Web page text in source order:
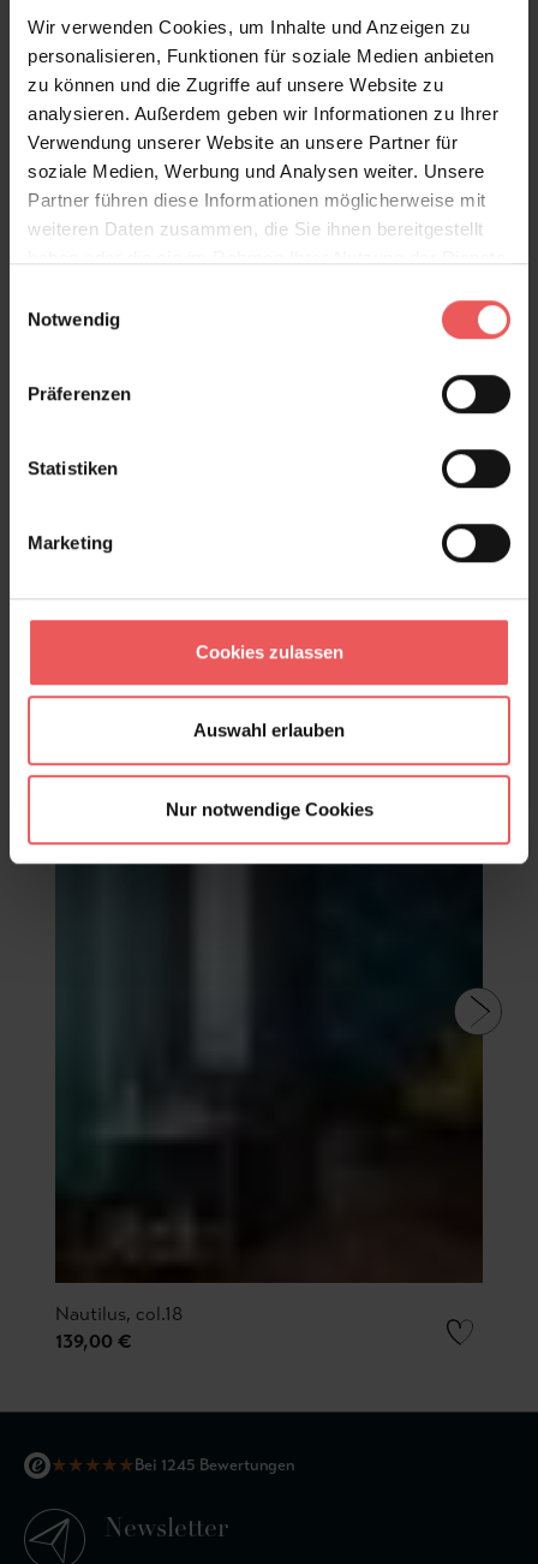
Wir verwenden Cookies, um Inhalte und Anzeigen zu
personalisieren, Funktionen für soziale Medien anbieten
zu können und die Zugriffe auf unsere Website zu
analysieren. Außerdem geben wir Informationen zu Ihrer
Verwendung unserer Website an unsere Partner für
soziale Medien, Werbung und Analysen weiter. Unsere
Partner führen diese Informationen möglicherweise mit
weiteren Daten zusammen, die Sie ihnen bereitgestellt
Notwendig
Präferenzen
Statistiken
Marketing
Cookies zulassen
Auswahl erlauben
Nur notwendige Cookies
gesetzt mit indirekten Lichtquellen, werden Sie die
besondere Kraft der Tapete Nautilus spüren.
Produktdetails
Versand & Zahlung
Frage stellen
+49 (0)221 932 81 82
Produktgalerie überspringen
Nautilus, col.18
139,00 €
★★★★★Bei 1245 Bewertungen
Newsletter